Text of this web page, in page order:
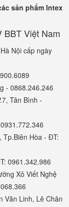
sản phẩm Intex
BBT Việt Nam
Nội cấp ngày
- 0868.246.246
Tân Bình -
Tp.Biên Hòa - ĐT:
0961.342.986
Xô Viết Nghệ
Văn Linh, Lê Chân